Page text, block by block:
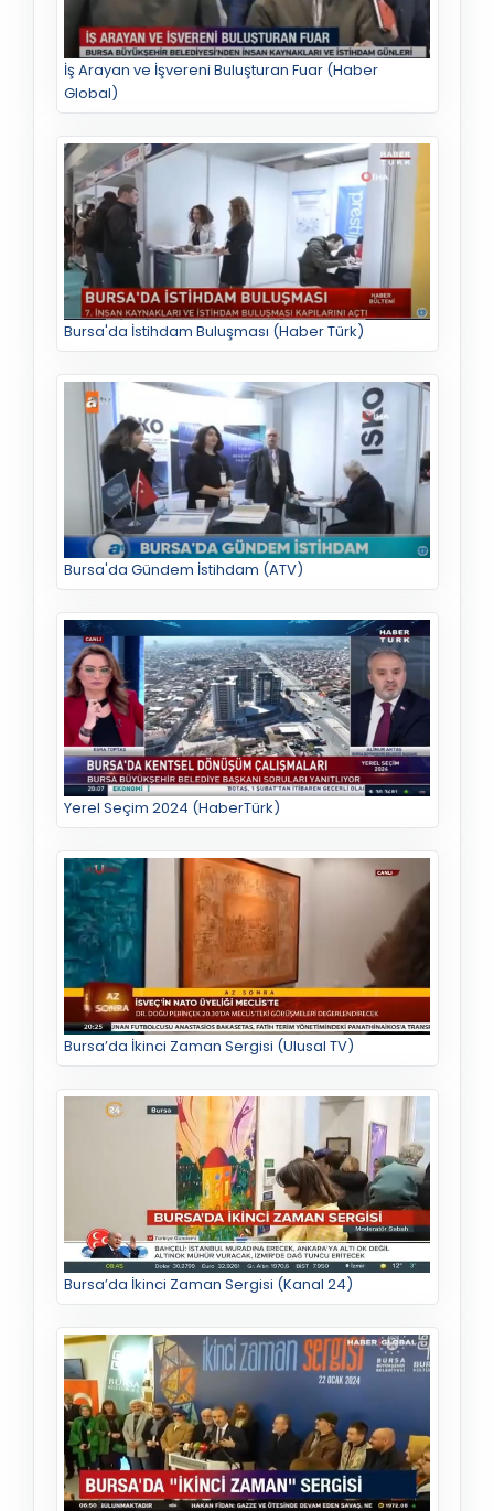
İş Arayan ve İşvereni Buluşturan Fuar (Haber
Global)
Bursa'da İstihdam Buluşması (Haber Türk)
Bursa'da Gündem İstihdam (ATV)
Yerel Seçim 2024 (HaberTürk)
Bursa’da İkinci Zaman Sergisi (Ulusal TV)
Bursa’da İkinci Zaman Sergisi (Kanal 24)